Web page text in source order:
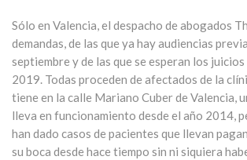
Sólo en Valencia, el despacho de abogados
demandas, de las que ya hay audiencias
septiembre y de las que se esperan los
2019. Todas proceden de afectados de la
tiene en la calle Mariano Cuber de Valencia,
lleva en funcionamiento desde el año 2014,
han dado casos de pacientes que llevan
su boca desde hace tiempo sin ni siquiera